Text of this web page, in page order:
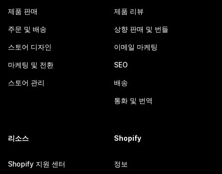
제품 판매
주문 및 배송
스토어 디자인
마케팅 및 전환
스토어 관리
제품 리뷰
상향 판매 및 번들
이메일 마케팅
SEO
배송
통화 및 번역
리소스
Shopify 지원 센터
Shopify
정보